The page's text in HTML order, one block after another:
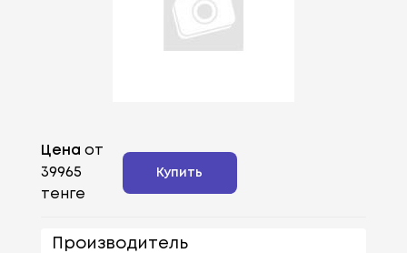
Цена от
39965
тенге
Купить
Производитель